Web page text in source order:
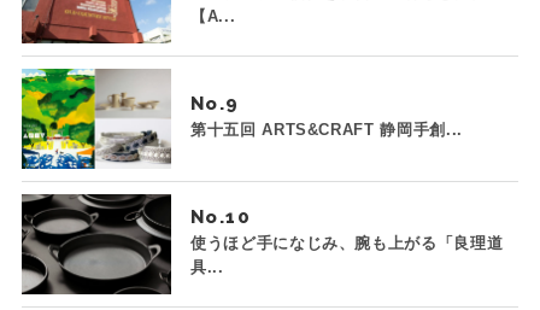
【A...
No.
第十五回 ARTS&CRAFT 静岡手創...
No.
使うほど手になじみ、腕も上がる「良理道
具...